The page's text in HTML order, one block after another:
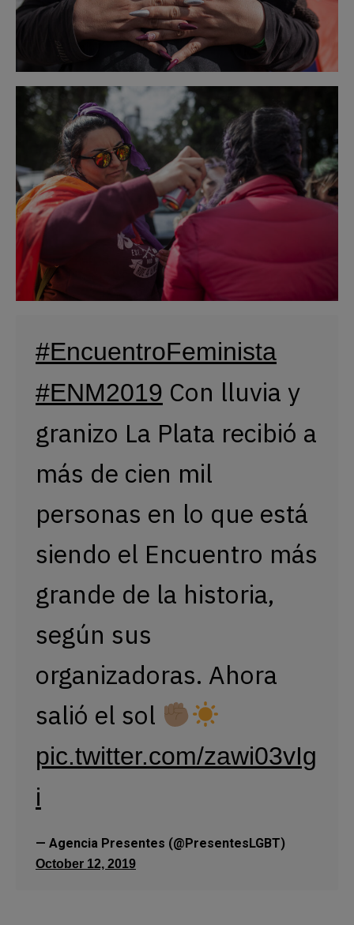
#EncuentroFeminista
#ENM2019 Con lluvia y
granizo La Plata recibió a
más de cien mil
personas en lo que está
siendo el Encuentro más
grande de la historia,
según sus
organizadoras. Ahora
salió el sol
pic.twitter.com/zawi03vIg
i
October 12, 2019